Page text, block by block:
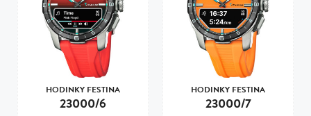
HODINKY FESTINA
23000/6
HODINKY FESTINA
23000/7